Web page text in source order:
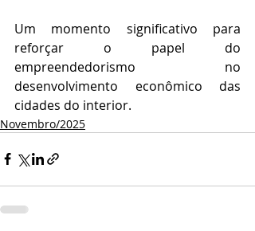
Um momento significativo para
reforçar o papel do
empreendedorismo no
desenvolvimento econômico das
cidades do interior.
Novembro/2025